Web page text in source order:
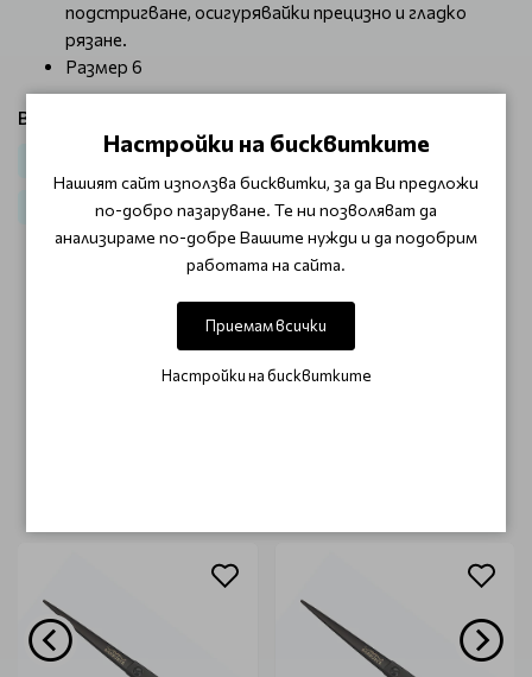
подстригване, осигурявайки прецизно и гладко
рязане.
Размер 6
Виж продукти от категория:
Ножици за подстригване
Бръснарски ножици
ОТЗИВИ (0)
Този продукт няма отзиви.
Настройки на бисквитките
Нашият сайт използва бисквитки, за да Ви предложи
по-добро пазаруване. Те ни позволяват да
анализираме по-добре Вашите нужди и да подобрим
работата на сайта.
Приемам всички
Настройки на бисквитките